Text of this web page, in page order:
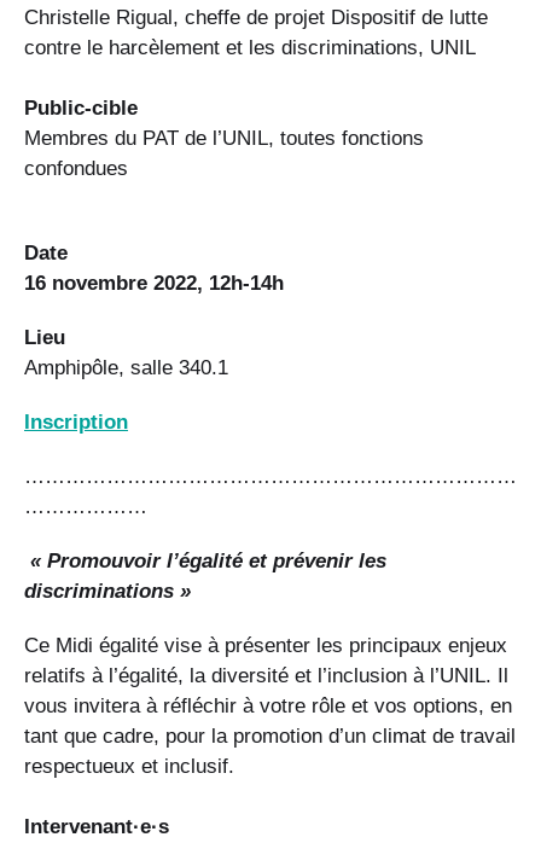
Christelle Rigual, cheffe de projet Dispositif de lutte
contre le harcèlement et les discriminations, UNIL
Public-cible
Membres du PAT de l’UNIL, toutes fonctions
confondues
Date
16 novembre 2022, 12h-14h
Lieu
Amphipôle, salle 340.1
Inscription
………………………………………………………………
………………
« Promouvoir l’égalité et prévenir les
discriminations »
Ce Midi égalité vise à présenter les principaux enjeux
relatifs à l’égalité, la diversité et l’inclusion à l’UNIL. Il
vous invitera à réfléchir à votre rôle et vos options, en
tant que cadre, pour la promotion d’un climat de travail
respectueux et inclusif.
Intervenant·e·s